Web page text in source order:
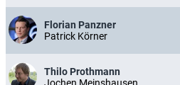
Florian Panzner
Patrick Körner
Thilo Prothmann
Jochen Meinshausen